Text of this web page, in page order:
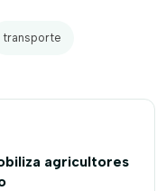
transporte
agricultores